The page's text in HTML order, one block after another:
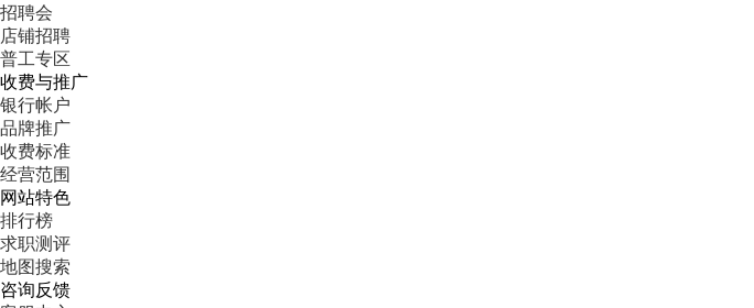
招聘会
店铺招聘
普工专区
收费与推广
银行帐户
品牌推广
收费标准
经营范围
网站特色
排行榜
求职测评
地图搜索
咨询反馈